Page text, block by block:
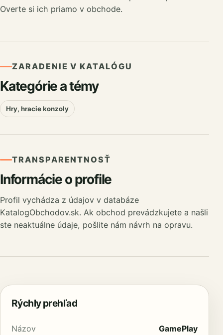
Overte si ich priamo v obchode.
ZARADENIE V KATALÓGU
Kategórie a témy
Hry, hracie konzoly
TRANSPARENTNOSŤ
Informácie o profile
Profil vychádza z údajov v databáze
KatalogObchodov.sk. Ak obchod prevádzkujete a našli
ste neaktuálne údaje, pošlite nám návrh na opravu.
Rýchly prehľad
Názov GamePlay